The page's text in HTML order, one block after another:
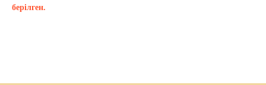
берілген.